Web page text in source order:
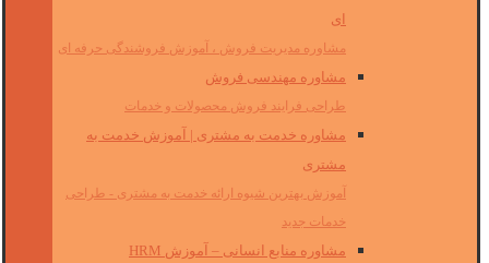
ای
مشاوره مدیریت فروش ، آموزش فروشندگی حرفه ای
مشاوره مهندسی فروش
طراحی فرایند فروش محصولات و خدمات
مشاوره خدمت به مشتری | آموزش خدمت به
مشتری
آموزش بهترین شیوه ارائه خدمت به مشتری - طراحی
خدمات جدید
مشاوره منابع انسانی – آموزش HRM